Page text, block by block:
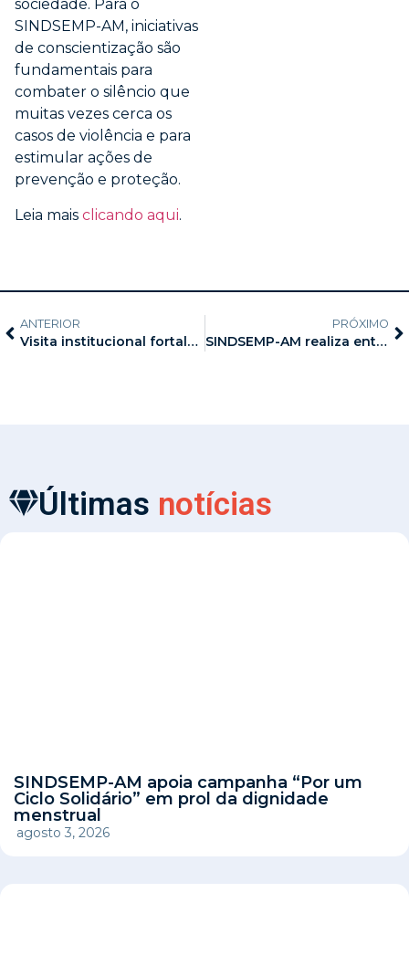
sociedade. Para o
SINDSEMP-AM, iniciativas
de conscientização são
fundamentais para
combater o silêncio que
muitas vezes cerca os
casos de violência e para
estimular ações de
prevenção e proteção.
Leia mais clicando aqui.
ANTERIOR
Visita institucional fortalece diálogo entre SINDSEMP-AM e UNINTER
PRÓXIMO
SINDSEMP-AM realiza entrega de brindes aos vencedores do sorteio em comemoração aos 14 anos da entidade
Últimas notícias
SINDSEMP-AM apoia campanha “Por um
Ciclo Solidário” em prol da dignidade
menstrual
agosto 3, 2026